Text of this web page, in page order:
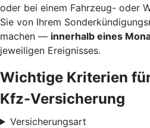
oder bei einem Fahrzeug- oder
Sie von Ihrem
machen — innerhalb eines
jeweiligen Ereignisses.
Wichtige Kriterien
Kfz-Versicherung
Versicherungsart